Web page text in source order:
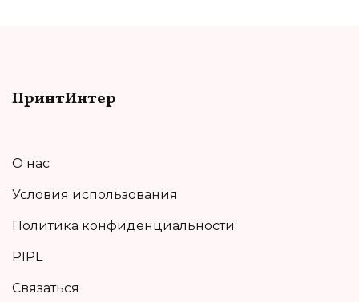
ПринтИнтер
О нас
Условия использования
Политика конфиденциальности
PIPL
Связаться